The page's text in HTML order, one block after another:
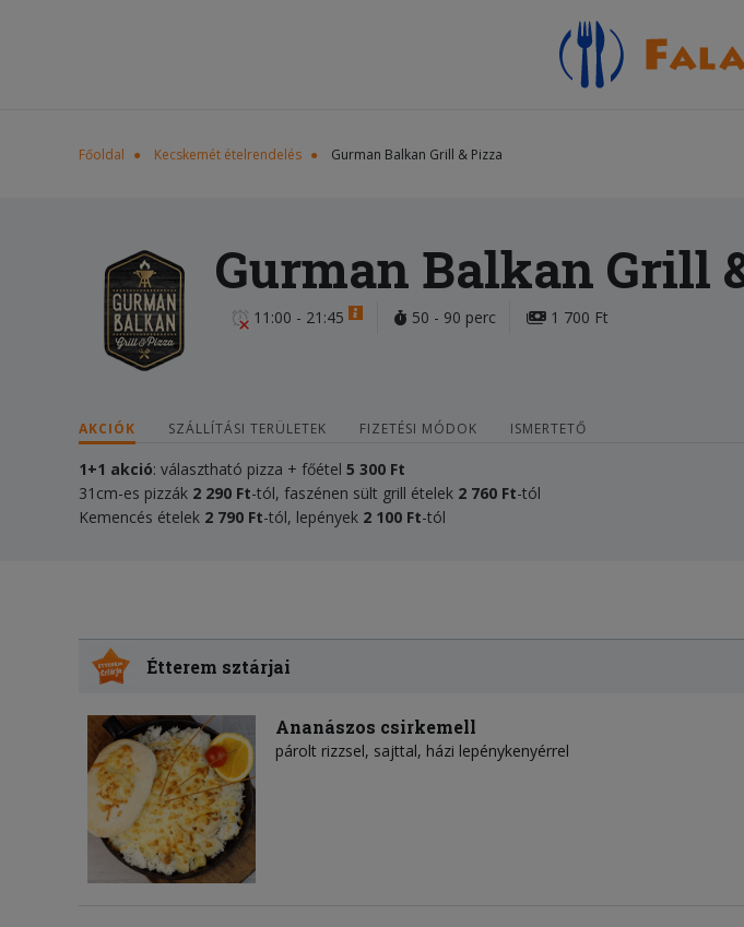
Főoldal Kecskemét ételrendelés Gurman Balkan Grill & Pizza
Gurman Balkan Grill
11:00 - 21:45 50 - 90 perc 1 700 Ft
AKCIÓK SZÁLLÍTÁSI TERÜLETEK FIZETÉSI MÓDOK ISMERTETŐ
1+1 akció: választható pizza + főétel 5 300 Ft
31cm-es pizzák 2 290 Ft-tól, faszénen sült grill ételek 2 760 Ft-tól
Kemencés ételek 2 790 Ft-tól, lepények 2 100 Ft-tól
Étterem sztárjai
Ananászos csirkemell
párolt rizzsel, sajttal, házi lepénykenyérrel